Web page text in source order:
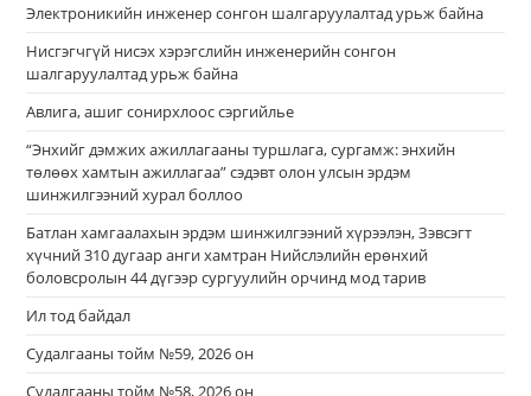
Электроникийн инженер сонгон шалгаруулалтад урьж байна
Нисгэгчгүй нисэх хэрэгслийн инженерийн сонгон
шалгаруулалтад урьж байна
Авлига, ашиг сонирхлоос сэргийлье
“Энхийг дэмжих ажиллагааны туршлага, сургамж: энхийн
төлөөх хамтын ажиллагаа” сэдэвт олон улсын эрдэм
шинжилгээний хурал боллоо
Батлан хамгаалахын эрдэм шинжилгээний хүрээлэн, Зэвсэгт
хүчний 310 дугаар анги хамтран Нийслэлийн ерөнхий
боловсролын 44 дүгээр сургуулийн орчинд мод тарив
Ил тод байдал
Судалгааны тойм №59, 2026 он
Судалгааны тойм №58, 2026 он